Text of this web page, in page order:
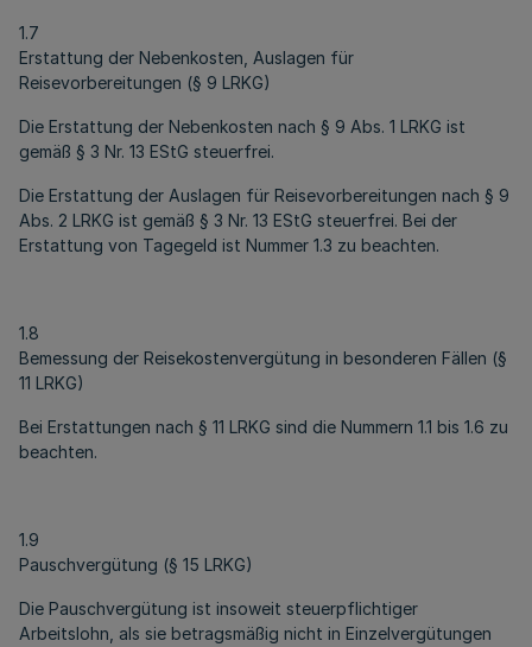
1.7
Erstattung der Nebenkosten, Auslagen für
Reisevorbereitungen (§ 9 LRKG)
Die Erstattung der Nebenkosten nach § 9 Abs. 1 LRKG ist
gemäß § 3 Nr. 13 EStG steuerfrei.
Die Erstattung der Auslagen für Reisevorbereitungen nach § 9
Abs. 2 LRKG ist gemäß § 3 Nr. 13 EStG steuerfrei. Bei der
Erstattung von Tagegeld ist Nummer 1.3 zu beachten.
1.8
Bemessung der Reisekostenvergütung in besonderen Fällen (§
11 LRKG)
Bei Erstattungen nach § 11 LRKG sind die Nummern 1.1 bis 1.6 zu
beachten.
1.9
Pauschvergütung (§ 15 LRKG)
Die Pauschvergütung ist insoweit steuerpflichtiger
Arbeitslohn, als sie betragsmäßig nicht in Einzelvergütungen